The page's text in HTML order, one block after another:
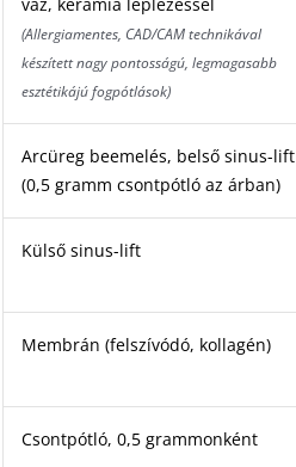
(Allergiamentes, CAD/CAM technikával
készített nagy pontosságú, legmagasabb
esztétikájú fogpótlások)
Arcüreg beemelés, belső sinus-lift
(0,5 gramm csontpótló az árban)
Külső sinus-lift
Membrán (felszívódó, kollagén)
Csontpótló, 0,5 grammonként